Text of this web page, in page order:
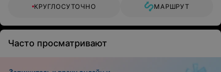
КРУГЛОСУТОЧНО МАРШРУТ
Часто просматривают